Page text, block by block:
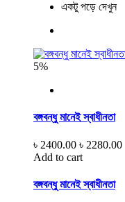
একটু পড়ে দেখুন
5%
বঙ্গবন্ধু মানেই স্বাধীনতা
৳ 2400.00 ৳ 2280.00
Add to cart
বঙ্গবন্ধু মানেই স্বাধীনতা